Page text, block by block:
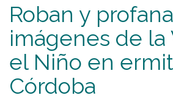
Roban y
imágenes de la
el Niño en
Córdoba